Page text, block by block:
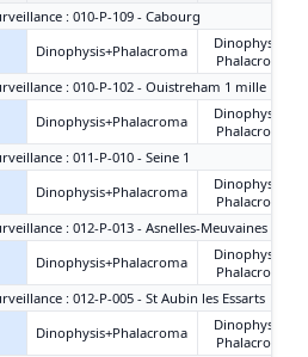
: 010-P-109 - Cabourg
Dinophysis+Phalacroma
Dinophysis +
Phalacroma
: 010-P-102 - Ouistreham 1 mille
Dinophysis+Phalacroma
Dinophysis +
Phalacroma
: 011-P-010 - Seine 1
Dinophysis+Phalacroma
Dinophysis +
Phalacroma
: 012-P-013 - Asnelles-Meuvaines
Dinophysis+Phalacroma
Dinophysis +
Phalacroma
: 012-P-005 - St Aubin les Essarts
Dinophysis+Phalacroma
Dinophysis +
Phalacroma